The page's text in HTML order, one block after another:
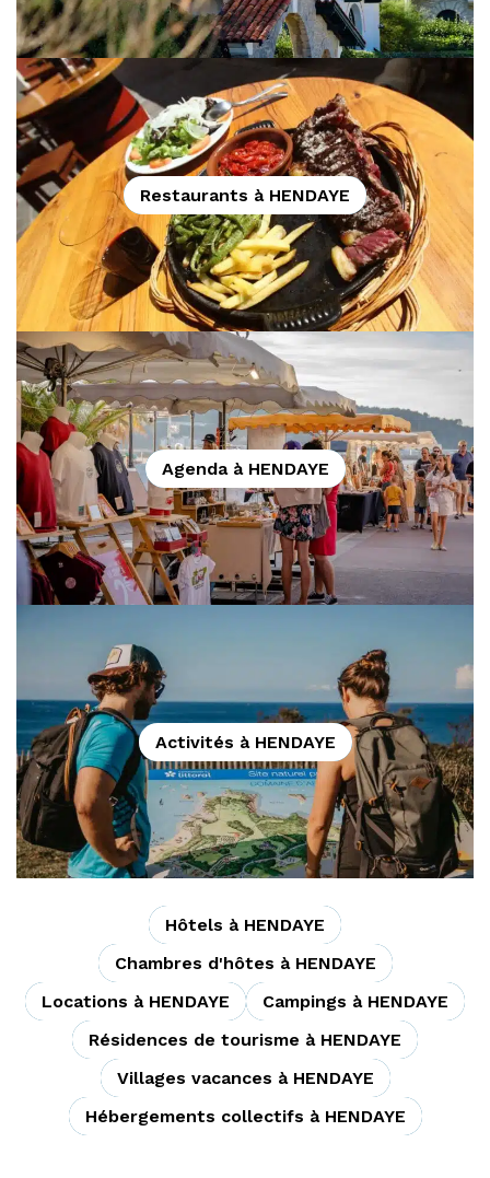
Restaurants à HENDAYE
Agenda à HENDAYE
Activités à HENDAYE
Hôtels à HENDAYE
Chambres d'hôtes à HENDAYE
Locations à HENDAYE
Campings à HENDAYE
Résidences de tourisme à HENDAYE
Villages vacances à HENDAYE
Hébergements collectifs à HENDAYE